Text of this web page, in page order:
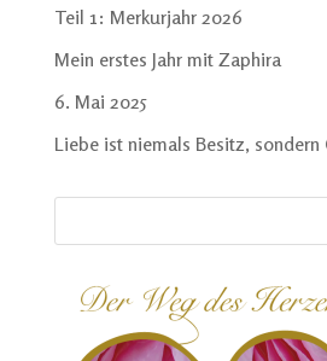
Teil 1: Merkurjahr 2026
Mein erstes Jahr mit Zaphira
6. Mai 2025
Liebe ist niemals Besitz, sondern